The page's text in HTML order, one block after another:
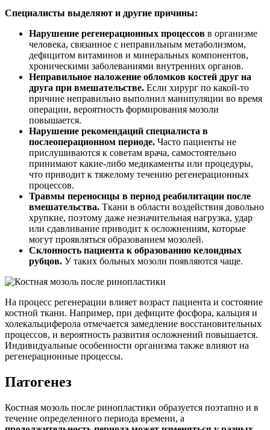
Специалисты выделяют и другие причины:
Нарушение регенерационных процессов в организме
человека, связанное с неправильным метаболизмом,
дефицитом витаминов и минеральных компонентов,
хроническими заболеваниями внутренних органов.
Неправильное наложение обломков костей друг на
друга при вмешательстве. Если хирург по какой-то
причине неправильно выполнил манипуляции во время
операции, вероятность формирования мозоли
повышается.
Нарушение рекомендаций специалиста в
послеоперационном периоде. Часто пациенты не
прислушиваются к советам врача, самостоятельно
принимают какие-либо медикаменты или процедуры,
что приводит к тяжелому течению регенерационных
процессов.
Травмы переносицы в период реабилитации после
вмешательства. Ткани в области воздействия довольно
хрупкие, поэтому даже незначительная нагрузка, удар
или сдавливание приводит к осложнениям, которые
могут проявляться образованием мозолей.
Склонность пациента к образованию келоидных
рубцов. У таких больных мозоли появляются чаще.
На процесс регенерации влияет возраст пациента и состояние
костной ткани. Например, при дефиците фосфора, кальция и
холекальциферола отмечается замедление восстановительных
процессов, и вероятность развития осложнений повышается.
Индивидуальные особенности организма также влияют на
регенерационные процессы.
Патогенез
Костная мозоль после ринопластики образуется поэтапно и в
течение определенного периода времени, а